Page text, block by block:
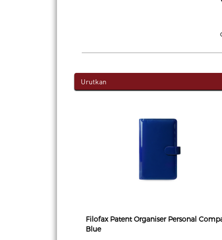
Urutkan
Filofax Patent Organiser Personal
Blue